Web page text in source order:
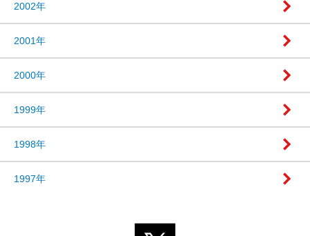
2002年
2001年
2000年
1999年
1998年
1997年